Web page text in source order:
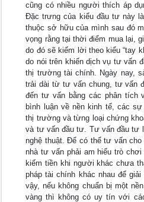
cũng có nhiều người thích áp
Đặc trưng của kiểu đầu tư này
thuộc sở hữu của mình sau đó
vọng rằng tại thời điểm mua lại,
do đó sẽ kiếm lời theo kiểu “tay
do nói trên khiến dịch vụ tư vấn
thị trường tài chính. Ngày nay,
trải dài từ tư vấn chung, tư vấn
đến tư vấn bằng các phân tích
bình luận về nền kinh tế, các
thị trường và từng loại chứng
và tư vấn đầu tư. Tư vấn đầu tư
nghệ thuật. Để có thể tư vấn cho
nhà tư vấn phải am hiểu trò
kiếm tiền khi người khác chưa
pháp tài chính khác nhau để
vậy, nếu không chuẩn bị một
vàng thì không có uy tín với